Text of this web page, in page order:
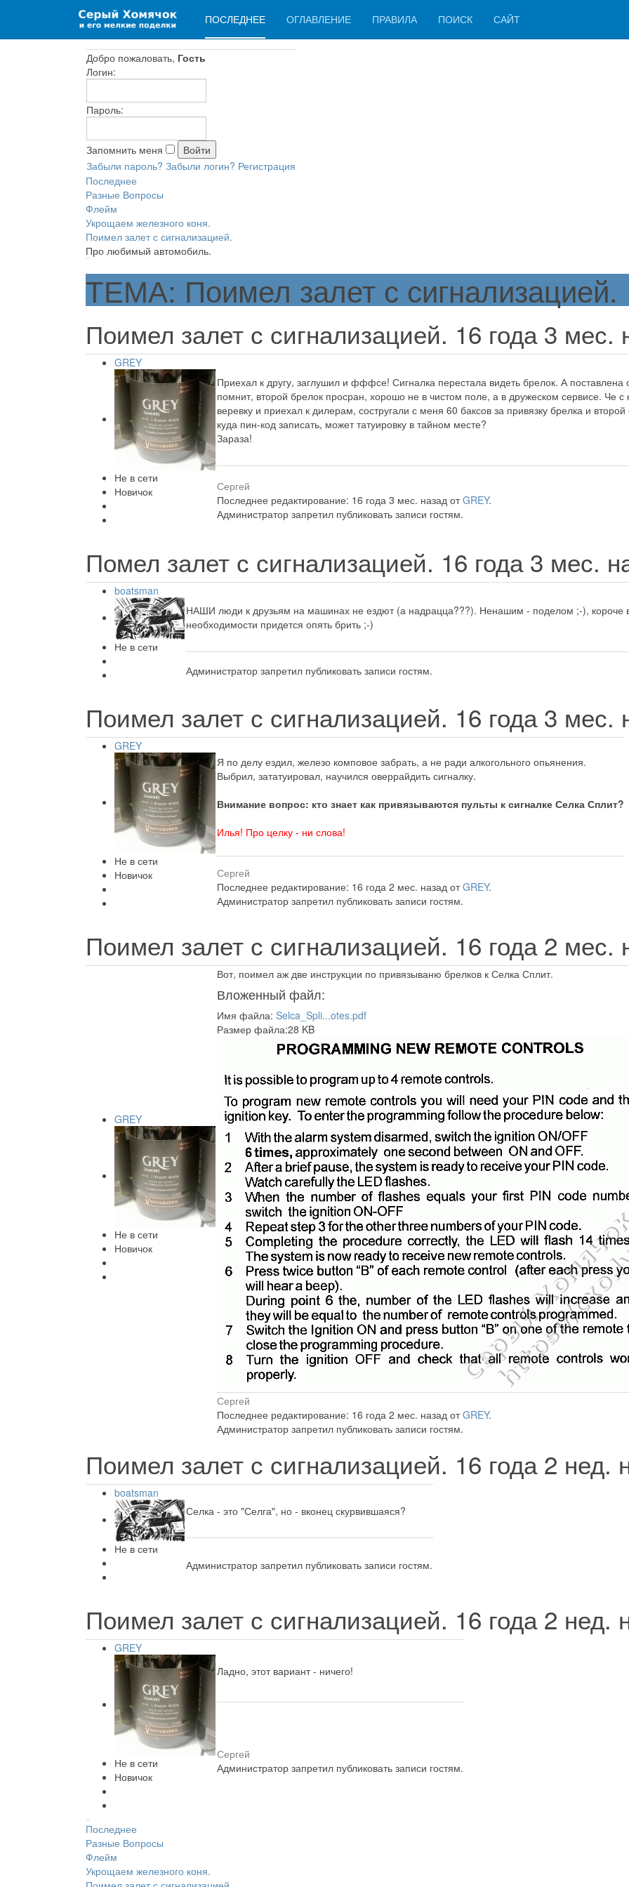
ПОСЛЕДНЕЕ ОГЛАВЛЕНИЕ ПРАВИЛА ПОИСК САЙТ
Добро пожаловать, Гость
Логин:
Пароль:
Запомнить меня
Забыли пароль? Забыли логин? Регистрация
Последнее
Разные Вопросы
Флейм
Укрощаем железного коня.
Поимел залет с сигнализацией.
Про любимый автомобиль.
ТЕМА: Поимел залет с сигнализацией.
Поимел залет с сигнализацией. 16 года 3 мес.
GREY
Не в сети
Новичок
Приехал к другу, заглушил и фффсе! Сигналка перестала видеть брелок. А
помнит, второй брелок просран, хорошо не в чистом поле, а в дружеском сервисе. Че
веревку и приехал к дилерам, состругали с меня 60 баксов за привязку брелка и
куда пин-код записать, может татуировку в тайном месте?
Зараза!
Сергей
Последнее редактирование: 16 года 3 мес. назад отGREY.
Администратор запретил публиковать записи гостям.
Помел залет с сигнализацией. 16 года 3 мес.
boatsman
Не в сети
НАШИ люди к друзьям на машинах не ездют (а надрацца???). Ненашим - поделом ;-), короче
необходимости придется опять брить ;-)
Администратор запретил публиковать записи гостям.
Поимел залет с сигнализацией. 16 года 3 мес.
GREY
Не в сети
Новичок
Я по делу ездил, железо комповое забрать, а не ради алкогольного опьянения.
Выбрил, зататуировал, научился оверрайдить сигналку.
Внимание вопрос: кто знает как привязываются пульты к сигналке Селка Сплит?
Илья! Про целку - ни слова!
Сергей
Последнее редактирование: 16 года 2 мес. назад отGREY.
Администратор запретил публиковать записи гостям.
Поимел залет с сигнализацией. 16 года 2 мес.
GREY
Не в сети
Новичок
Вот, поимел аж две инструкции по привязываню брелков к Селка Сплит.
Вложенный файл:
Имя файла: Selca_Spli...otes.pdf
Размер файла:28 KB
Сергей
Последнее редактирование: 16 года 2 мес. назад отGREY.
Администратор запретил публиковать записи гостям.
Поимел залет с сигнализацией. 16 года 2 нед.
boatsman
Не в сети
Селка - это "Селга", но - вконец скурвившаяся?
Администратор запретил публиковать записи гостям.
Поимел залет с сигнализацией. 16 года 2 нед.
GREY
Не в сети
Новичок
Ладно, этот вариант - ничего!
Сергей
Администратор запретил публиковать записи гостям.
Последнее
Разные Вопросы
Флейм
Укрощаем железного коня.